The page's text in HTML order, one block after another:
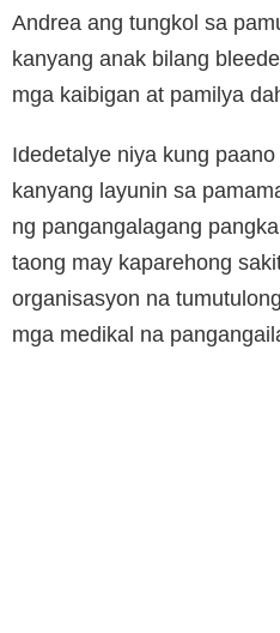
Andrea ang tungkol sa
kanyang anak bilang
mga kaibigan at pamilya
Idedetalye niya kung
kanyang layunin sa
ng pangangalagang
taong may kaparehong
organisasyon na
mga medikal na